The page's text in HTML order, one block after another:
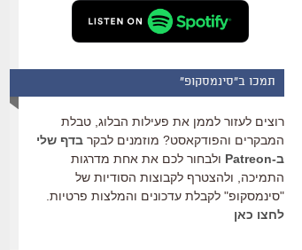
תמכו ב"סינמסקופ"
רוצים לעזור לממן את פעילות הבלוג, טבלת
המבקרים והפודקאסט? מוזמנים לבקר בדף שלי
ב-Patreon
ולבחור לכם את אחת מדרגות
התמיכה, ולהצטרף לקבוצות הסודיות של
"סינמסקופ" לקבלת עדכונים והמלצות פרטיות.
לחצו כאן